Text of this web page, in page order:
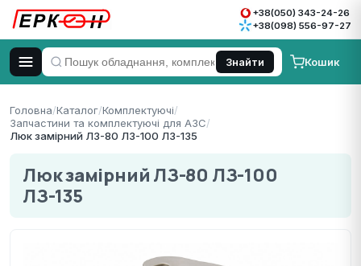
+38(050) 343-24-26
+38(098) 556-97-27
Знайти Кошик
Головна/Каталог/Комплектуючі/
Запчастини та комплектуючі для АЗС/
Люк замірний ЛЗ-80 ЛЗ-100 ЛЗ-135
Люк замірний ЛЗ-80 ЛЗ-100
ЛЗ-135